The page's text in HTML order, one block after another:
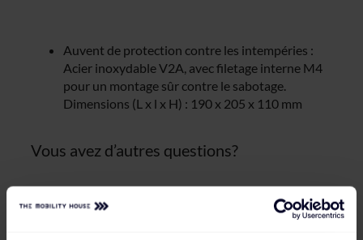
Auvent de protection contre les intempéries :
Acier inoxydable V2A, avec filetage interne M4
pour un montage sûr contre le sabotage.
Dimensions (L x l x H) : 190 x 205 x 110 mm
Vous avez d’autres questions?
Vous trouverez toutes les informations relatives au
chargement de votre véhicule électrique
dans notre